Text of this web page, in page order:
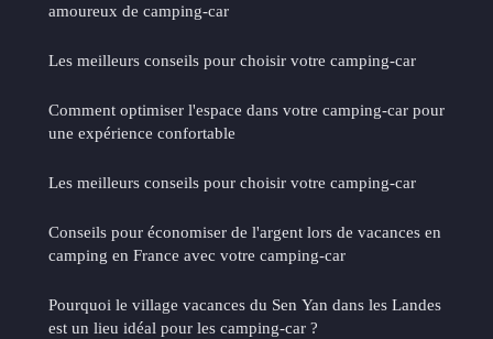
amoureux de camping-car
Les meilleurs conseils pour choisir votre camping-car
Comment optimiser l'espace dans votre camping-car pour
une expérience confortable
Les meilleurs conseils pour choisir votre camping-car
Conseils pour économiser de l'argent lors de vacances en
camping en France avec votre camping-car
Pourquoi le village vacances du Sen Yan dans les Landes
est un lieu idéal pour les camping-car ?